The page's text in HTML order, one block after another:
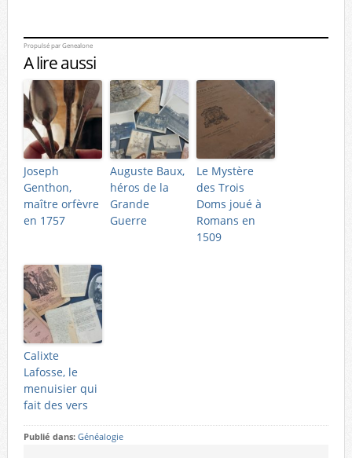
Propulsé par Genealone
A lire aussi
Joseph
Genthon,
maître orfèvre
en 1757
Auguste Baux,
héros de la
Grande
Guerre
Le Mystère
des Trois
Doms joué à
Romans en
1509
Calixte
Lafosse, le
menuisier qui
fait des vers
Publié dans: Généalogie